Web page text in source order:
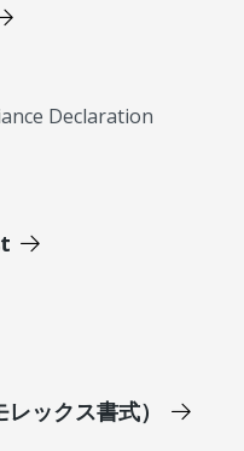
Declaration
ックス書式）